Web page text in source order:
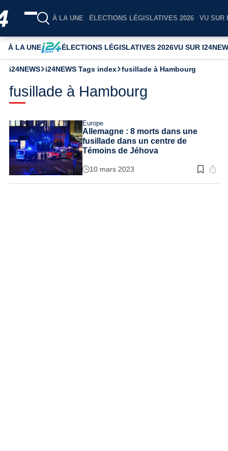
À LA UNE ÉLECTIONS LÉGISLATIVES 2026 VU SUR
À LA UNE ÉLECTIONS LÉGISLATIVES 2026VU SUR
i24NEWS i24NEWS Tags index fusillade à Hambourg
fusillade à Hambourg
Europe
Allemagne : 8 morts dans une
fusillade dans un centre de
Témoins de Jéhova
Temps
10 mars 2023